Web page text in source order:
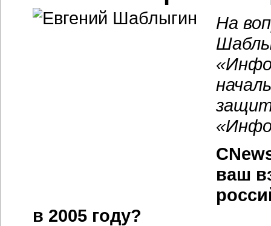
На
ваш
в 2005 году?